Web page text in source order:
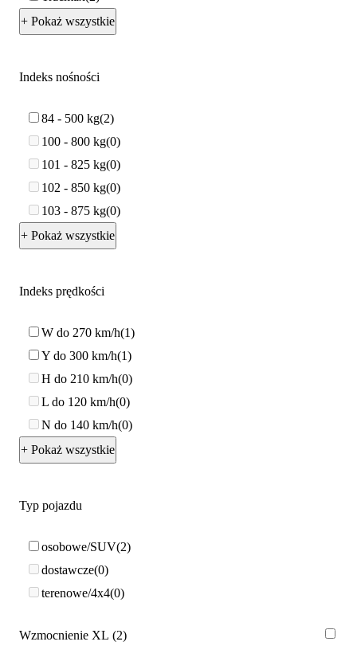
+ Pokaż wszystkie
Indeks nośności
84 - 500 kg 2
100 - 800 kg 0
101 - 825 kg 0
102 - 850 kg 0
103 - 875 kg 0
+ Pokaż wszystkie
Indeks prędkości
W do 270 km/h 1
Y do 300 km/h 1
H do 210 km/h 0
L do 120 km/h 0
N do 140 km/h 0
+ Pokaż wszystkie
Typ pojazdu
osobowe/SUV 2
dostawcze 0
terenowe/4x4 0
Wzmocnienie XL 2